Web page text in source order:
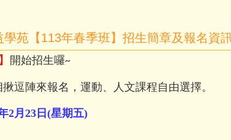
學苑【113年春季班】招生簡章及報名資
】 開始招生囉~
逗陣來報名，運動、人文課程自由選擇。
2月 23 日 (星期五)